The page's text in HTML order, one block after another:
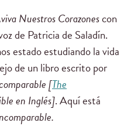
Nuestros Corazonescon
de Patricia de Saladín.
estado estudiando la vida
de un libro escrito por
[The
en Inglés]. Aquí está